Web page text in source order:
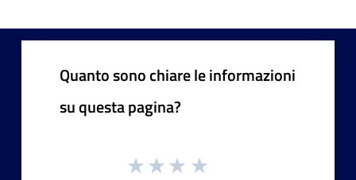
Quanto sono chiare le informazioni
su questa pagina?